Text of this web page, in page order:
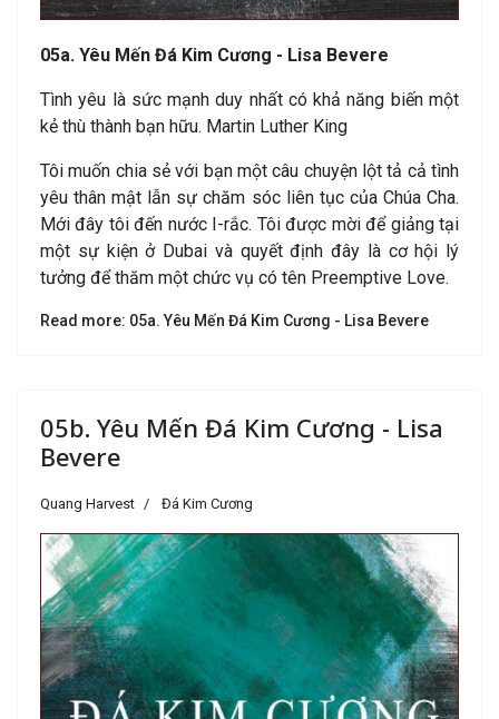
05a. Yêu Mến Đá Kim Cương - Lisa Bevere
Tình yêu là sức mạnh duy nhất có khả năng biến một
kẻ thù thành bạn hữu. Martin Luther King
Tôi muốn chia sẻ với bạn một câu chuyện lột tả cả tình
yêu thân mật lẫn sự chăm sóc liên tục của Chúa Cha.
Mới đây tôi đến nước I-rắc. Tôi được mời để giảng tại
một sự kiện ở Dubai và quyết định đây là cơ hội lý
tưởng để thăm một chức vụ có tên Preemptive Love.
Read more: 05a. Yêu Mến Đá Kim Cương - Lisa Bevere
05b. Yêu Mến Đá Kim Cương - Lisa
Bevere
Quang Harvest Đá Kim Cương